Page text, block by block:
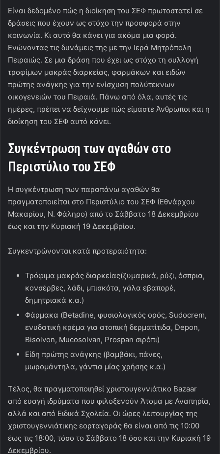
Είναι δεδομένο πώς η διοίκηση του ΣΕΦ πρωτοστατεί σε
δράσεις που έχουν ως στόχο την προσφορά στην
κοινωνία. Κι αυτό θα κάνει για ακόμα μια φορά.
Ενώνοντας τις δυνάμεις της με την Ιερά Μητρόπολη
Πειραιώς. Σε μια δράση που έχει ως στόχο τη συλλογή
τροφίμων μακράς διαρκείας, φαρμάκων και ειδών
πρώτης ανάγκης για την ενίσχυση πολύτεκνων
οικογενειών του Πειραιά. Πάνω από όλα, αυτές τις
ημέρες, πρέπει να δείχνουμε πώς είμαστε Άνθρωποι και η
διοίκηση του ΣΕΦ αυτό κάνει.
Συγκέντρωση των αγαθών στο
Περιστύλιο του ΣΕΦ
Η συγκέντρωση των παραπάνω αγαθών θα
πραγματοποιείται στο Περιστύλιο του ΣΕΦ (Εθνάρχου
Μακαρίου, Ν. Φάληρο) από το Σάββατο 18 Δεκεμβρίου
έως και την Κυριακή 19 Δεκεμβρίου.
Συγκεντρώνονται κατά προτεραιότητα:
Τρόφιμα μακράς διαρκείας(ζυμαρικά, ρύζι, όσπρια,
κονσέρβες, λάδι, μπισκότα, γάλα εβαπορέ,
δημητριακά κ.α.)
Φάρμακα (Betadine, φυσιολογικός ορός, Sudocrem,
ενυδατική κρέμα για ατοπική δερματίτιδα, Depon,
Bisolvon, Mucosolvan, Prospan σιρόπι)
Είδη πρώτης ανάγκης (βαμβάκι, πάνες,
μωρομάντηλα, γάντια μίας χρήσης κ.α.)
Τέλος, θα πραγματοποιηθεί χριστουγεννιάτικο Bazaar
από ευαγή ιδρύματα που φιλοξενούν Άτομα με Αναπηρία,
αλλά και από Ειδικά Σχολεία. Οι ώρες λειτουργίας της
χριστουγεννιάτικης εορταγοράς θα είναι από τις 10:00
έως τις 18:00, τόσο το Σάββατο 18 όσο και την Κυριακή 19
Δεκεμβρίου.